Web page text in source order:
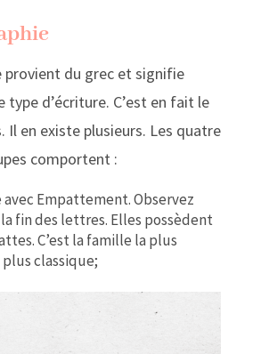
provient du grec et signifie
d’écriture. C’est en fait le
Il en existe plusieurs. Les quatre
comportent :
avec Empattement. Observez
fin des lettres. Elles possèdent
C’est la famille la plus
classique;